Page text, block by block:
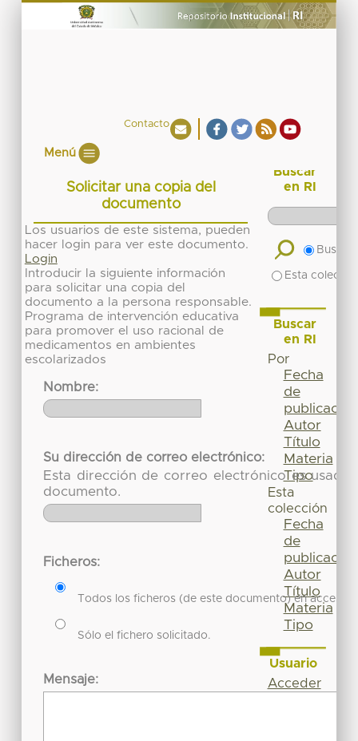
Contacto
Menú
Solicitar una copia del
documento
Los usuarios de este sistema, pueden
hacer login para ver este documento.
Login
Introducir la siguiente información
para solicitar una copia del
documento a la persona responsable.
Programa de intervención educativa
para promover el uso racional de
medicamentos en ambientes
escolarizados
Nombre:
Su dirección de correo electrónico:
Esta dirección de correo electrónico es usada
documento.
Ficheros:
Todos los ficheros (de este documento) en acceso
Sólo el fichero solicitado.
Mensaje:
Buscar
en RI
Buscar
Esta
Buscar
en RI
Por
Fecha
de
publicación
Autor
Título
Materia
Tipo
Esta
colección
Fecha
de
publicación
Autor
Título
Materia
Tipo
Usuario
Acceder